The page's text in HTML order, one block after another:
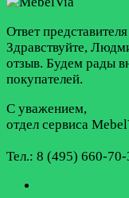
Ответ
Здравствуйте,
отзыв. Будем рады
покупателей.
С уважением,
отдел сервиса
Тел.: 8 (495) 660-70-